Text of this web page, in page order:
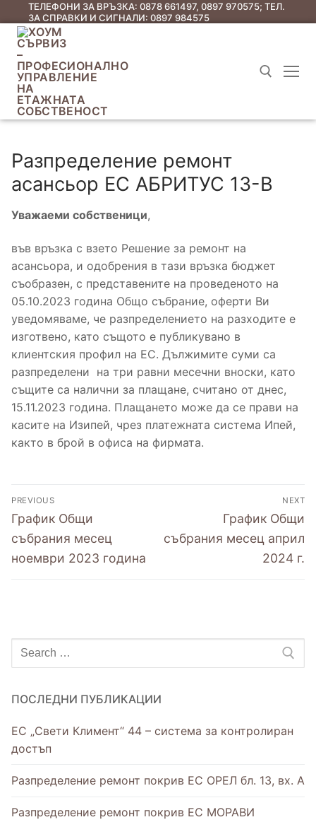
ТЕЛЕФОНИ ЗА ВРЪЗКА: 0878 661497, 0897 970575; ТЕЛ.
ЗА СПРАВКИ И СИГНАЛИ: 0897 984575
Услуги
Съобщения до ЕС
Съобщения за предстоящи общи събрания
Уведомления за изготвени протоколи от
проведени събрания
Полезна информация
Нормативни документи
Образци на документи
Фирми за асансьорна поддръжка на
територията на община Разград
Контакти
Съобщения
Разпределение ремонт
асансьор ЕС АБРИТУС 13-В
Уважаеми собственици,
във връзка с взето Решение за ремонт на
асансьора, и одобрения в тази връзка бюджет
съобразен, с представените на проведеното на
05.10.2023 година Общо събрание, оферти Ви
уведомяваме, че разпределението на разходите е
изготвено, като същото е публикувано в
клиентския профил на ЕС. Дължимите суми са
разпределени на три равни месечни вноски, като
същите са налични за плащане, считано от днес,
15.11.2023 година. Плащането може да се прави на
касите на Изипей, чрез платежната система Ипей,
както в брой в офиса на фирмата.
PREVIOUS
График Общи
събрания месец
ноември 2023 година
NEXT
График Общи
събрания месец април
2024 г.
ПОСЛЕДНИ ПУБЛИКАЦИИ
ЕС „Свети Климент“ 44 – система за контролиран
достъп
Разпределение ремонт покрив ЕС ОРЕЛ бл. 13, вх. А
Разпределение ремонт покрив ЕС МОРАВИ